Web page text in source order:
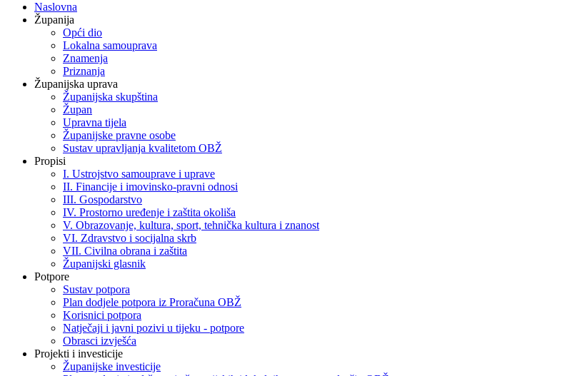
Naslovna
Županija
Opći dio
Lokalna samouprava
Znamenja
Priznanja
Županijska uprava
Županijska skupština
Župan
Upravna tijela
Županijske pravne osobe
Sustav upravljanja kvalitetom OBŽ
Propisi
I. Ustrojstvo samouprave i uprave
II. Financije i imovinsko-pravni odnosi
III. Gospodarstvo
IV. Prostorno uređenje i zaštita okoliša
V. Obrazovanje, kultura, sport, tehnička kultura i znanost
VI. Zdravstvo i socijalna skrb
VII. Civilna obrana i zaštita
Županijski glasnik
Potpore
Sustav potpora
Plan dodjele potpora iz Proračuna OBŽ
Korisnici potpora
Natječaji i javni pozivi u tijeku - potpore
Obrasci izvješća
Projekti i investicije
Županijske investicije